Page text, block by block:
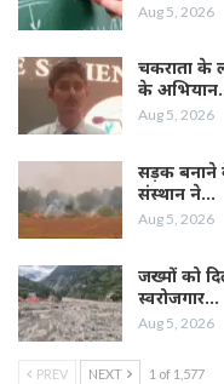
Aug 5, 2026
चकराता के
के
Aug 5, 2026
सड़क बनाने
संस्थान ने…
Aug 5, 2026
जख्मों को
स्वरोजगार…
Aug 5, 2026
PREV NEXT 1 of 1,577